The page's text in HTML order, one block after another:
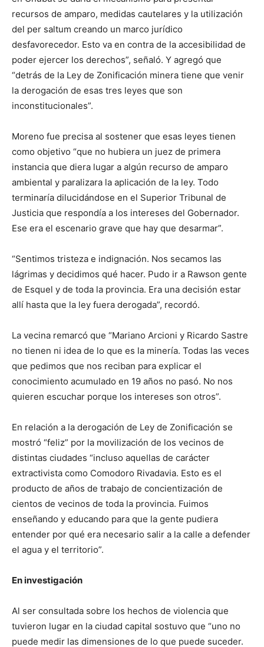
recursos de amparo, medidas cautelares y la utilización
del per saltum creando un marco jurídico
desfavorecedor. Esto va en contra de la accesibilidad de
poder ejercer los derechos”, señaló. Y agregó que
“detrás de la Ley de Zonificación minera tiene que venir
la derogación de esas tres leyes que son
inconstitucionales”.
Moreno fue precisa al sostener que esas leyes tienen
como objetivo “que no hubiera un juez de primera
instancia que diera lugar a algún recurso de amparo
ambiental y paralizara la aplicación de la ley. Todo
terminaría dilucidándose en el Superior Tribunal de
Justicia que respondía a los intereses del Gobernador.
Ese era el escenario grave que hay que desarmar”.
“Sentimos tristeza e indignación. Nos secamos las
lágrimas y decidimos qué hacer. Pudo ir a Rawson gente
de Esquel y de toda la provincia. Era una decisión estar
allí hasta que la ley fuera derogada”, recordó.
La vecina remarcó que “Mariano Arcioni y Ricardo Sastre
no tienen ni idea de lo que es la minería. Todas las veces
que pedimos que nos reciban para explicar el
conocimiento acumulado en 19 años no pasó. No nos
quieren escuchar porque los intereses son otros”.
En relación a la derogación de Ley de Zonificación se
mostró “feliz” por la movilización de los vecinos de
distintas ciudades “incluso aquellas de carácter
extractivista como Comodoro Rivadavia. Esto es el
producto de años de trabajo de concientización de
cientos de vecinos de toda la provincia. Fuimos
enseñando y educando para que la gente pudiera
entender por qué era necesario salir a la calle a defender
el agua y el territorio”.
En investigación
Al ser consultada sobre los hechos de violencia que
tuvieron lugar en la ciudad capital sostuvo que “uno no
puede medir las dimensiones de lo que puede suceder.